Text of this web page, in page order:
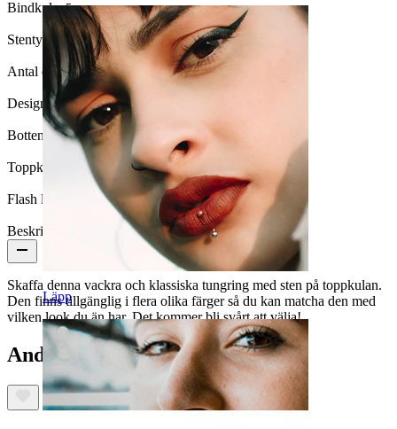
Läpp
Bindkula:5 mm.
Stentyp: Kristall
Antal enheter: 1
Design:Enkel
Bottenkula:5 mm
Toppkula: 6 mm
Flash label: 3 för 2
Beskrivning
Skaffa denna vackra och klassiska tungring med sten på toppkulan.
Den finns tillgänglig i flera olika färger så du kan matcha den med
vilken look du än har. Det kommer bli svårt att välja!
Andra köpte också